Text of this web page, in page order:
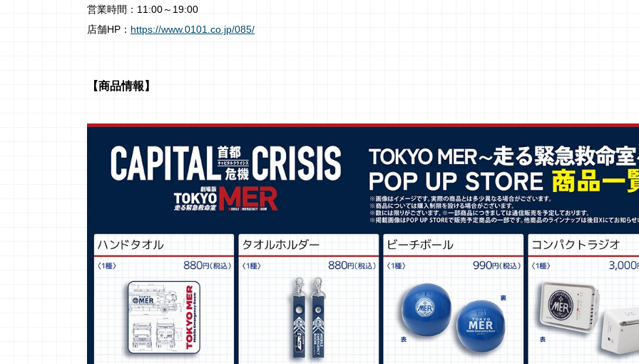
営業時間：11:00～19:00
店舗HP： https://www.0101.co.jp/085/
【商品情報】